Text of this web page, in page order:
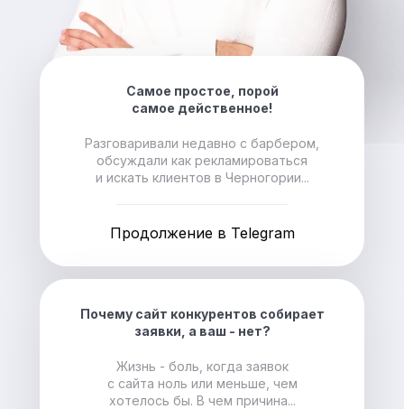
Самое простое, порой
самое действенное!
Разговаривали недавно с барбером,
обсуждали как рекламироваться
и искать клиентов в Черногории...
Продолжение в Telegram
Почему сайт конкурентов собирает
заявки, а ваш - нет?
Жизнь - боль, когда заявок
с сайта ноль или меньше, чем
хотелось бы. В чем причина...